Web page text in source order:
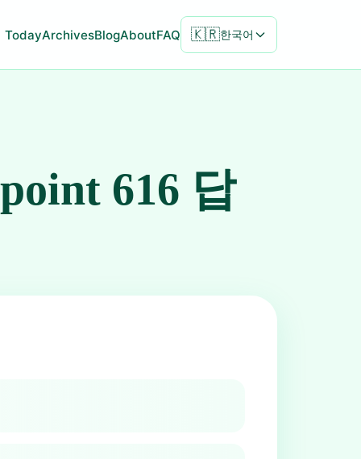
TodayArchivesBlogAboutFAQ 🇰🇷한국어
616 답